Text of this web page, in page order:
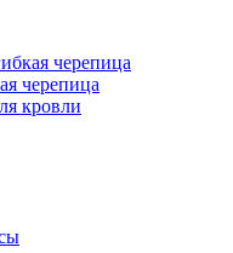
черепица
черепица
кровли